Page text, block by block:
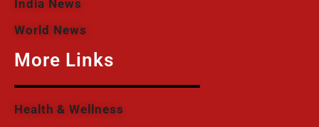
India News
World News
More Links
Health & Wellness